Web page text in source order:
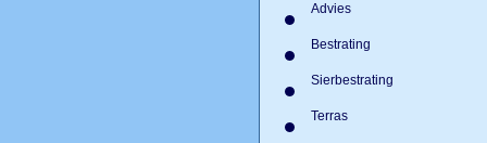
Advies
Bestrating
Sierbestrating
Terras